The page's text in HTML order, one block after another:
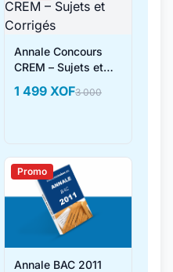
Annale Concours
CREM – Sujets et
1 499 XOF3 000
Promo
Annale BAC 2011